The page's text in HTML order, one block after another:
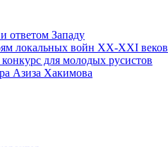
ответом Западу
локальных войн XX-XXI веков
для молодых русистов
Азиза Хакимова